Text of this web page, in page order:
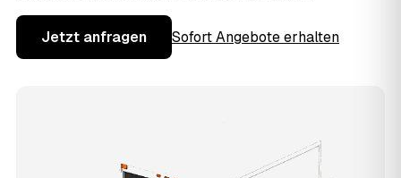
Jetzt anfragen Sofort Angebote erhalten